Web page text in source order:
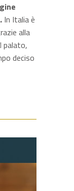
In Italia è
alla
palato,
deciso